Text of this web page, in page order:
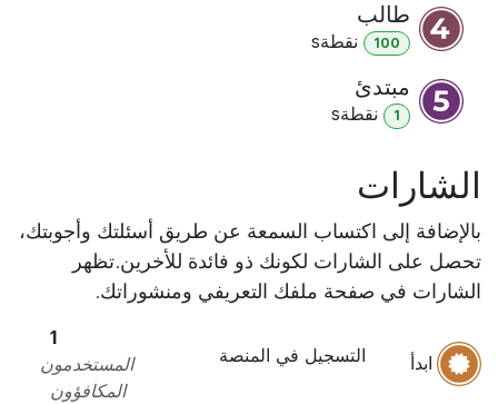
طالب
100 نقطةs
مبتدئ
1 نقطةs
الشارات
بالإضافة إلى اكتساب السمعة عن طريق أسئلتك وأجوبتك،
تحصل على الشارات لكونك ذو فائدة للأخرين.تظهر
الشارات في صفحة ملفك التعريفي ومنشوراتك.
ابدأ التسجيل في المنصة
1
المستخدمون
المكافؤون